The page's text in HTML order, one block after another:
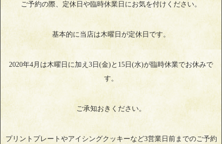
ご予約の際、定休日や臨時休業日にお気を付けください。
基本的に当店は木曜日が定休日です。
2020年4月は木曜日に加え3日(金)と15日(水)が臨時休業でお休みで
す。
ご承知おきください。
プリントプレートやアイシングクッキーなど3営業日前までのご予約